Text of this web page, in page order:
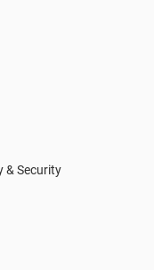
& Security